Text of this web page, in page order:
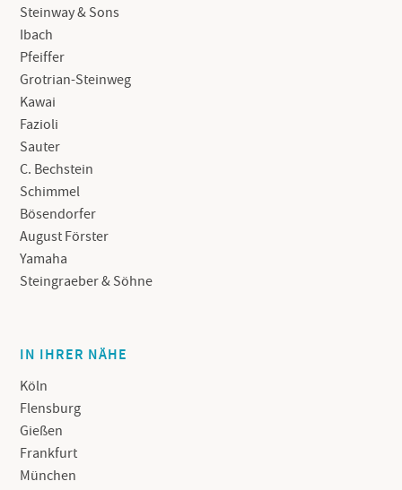
Steinway & Sons
Ibach
Pfeiffer
Grotrian-Steinweg
Kawai
Fazioli
Sauter
C. Bechstein
Schimmel
Bösendorfer
August Förster
Yamaha
Steingraeber & Söhne
IN IHRER NÄHE
Köln
Flensburg
Gießen
Frankfurt
München